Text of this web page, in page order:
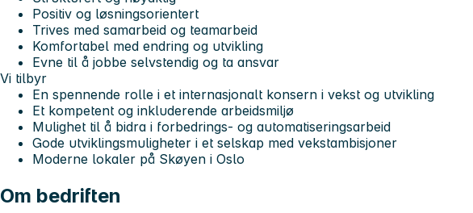
Positiv og løsningsorientert
Trives med samarbeid og teamarbeid
Komfortabel med endring og utvikling
Evne til å jobbe selvstendig og ta ansvar
Vi tilbyr
En spennende rolle i et internasjonalt konsern i vekst og utvikling
Et kompetent og inkluderende arbeidsmiljø
Mulighet til å bidra i forbedrings- og automatiseringsarbeid
Gode utviklingsmuligheter i et selskap med vekstambisjoner
Moderne lokaler på Skøyen i Oslo
Om bedriften